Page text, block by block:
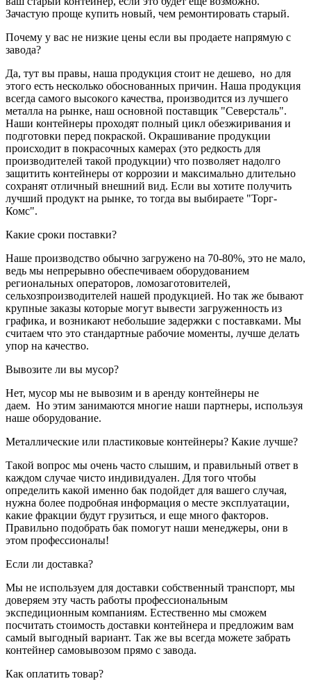
Зачастую проще купить новый, чем ремонтировать старый.
Почему у вас не низкие цены если вы продаете напрямую с
завода?
Да, тут вы правы, наша продукция стоит не дешево, но для
этого есть несколько обоснованных причин. Наша продукция
всегда самого высокого качества, производится из лучшего
металла на рынке, наш основной поставщик "Северсталь".
Наши контейнеры проходят полный цикл обезжиривания и
подготовки перед покраской. Окрашивание продукции
происходит в покрасочных камерах (это редкость для
производителей такой продукции) что позволяет надолго
защитить контейнеры от коррозии и максимально длительно
сохранят отличный внешний вид. Если вы хотите получить
лучший продукт на рынке, то тогда вы выбираете "Торг-
Комс".
Какие сроки поставки?
Наше производство обычно загружено на 70-80%, это не мало,
ведь мы непрерывно обеспечиваем оборудованием
региональных операторов, ломозаготовителей,
сельхозпроизводителей нашей продукцией. Но так же бывают
крупные заказы которые могут вывести загруженность из
графика, и возникают небольшие задержки с поставками. Мы
считаем что это стандартные рабочие моменты, лучше делать
упор на качество.
Вывозите ли вы мусор?
Нет, мусор мы не вывозим и в аренду контейнеры не
даем. Но этим занимаются многие наши партнеры, используя
наше оборудование.
Металлические или пластиковые контейнеры? Какие лучше?
Такой вопрос мы очень часто слышим, и правильный ответ в
каждом случае чисто индивидуален. Для того чтобы
определить какой именно бак подойдет для вашего случая,
нужна более подробная информация о месте эксплуатации,
какие фракции будут грузиться, и еще много факторов.
Правильно подобрать бак помогут наши менеджеры, они в
этом профессионалы!
Если ли доставка?
Мы не используем для доставки собственный транспорт, мы
доверяем эту часть работы профессиональным
экспедиционным компаниям. Естественно мы сможем
посчитать стоимость доставки контейнера и предложим вам
самый выгодный вариант. Так же вы всегда можете забрать
контейнер самовывозом прямо с завода.
Как оплатить товар?